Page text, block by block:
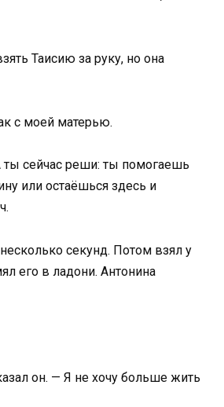
Таисию за руку, но она
с моей матерью.
сейчас реши: ты помогаешь
или остаёшься здесь и
секунд. Потом взял у
его в ладони. Антонина
он. — Я не хочу больше жить